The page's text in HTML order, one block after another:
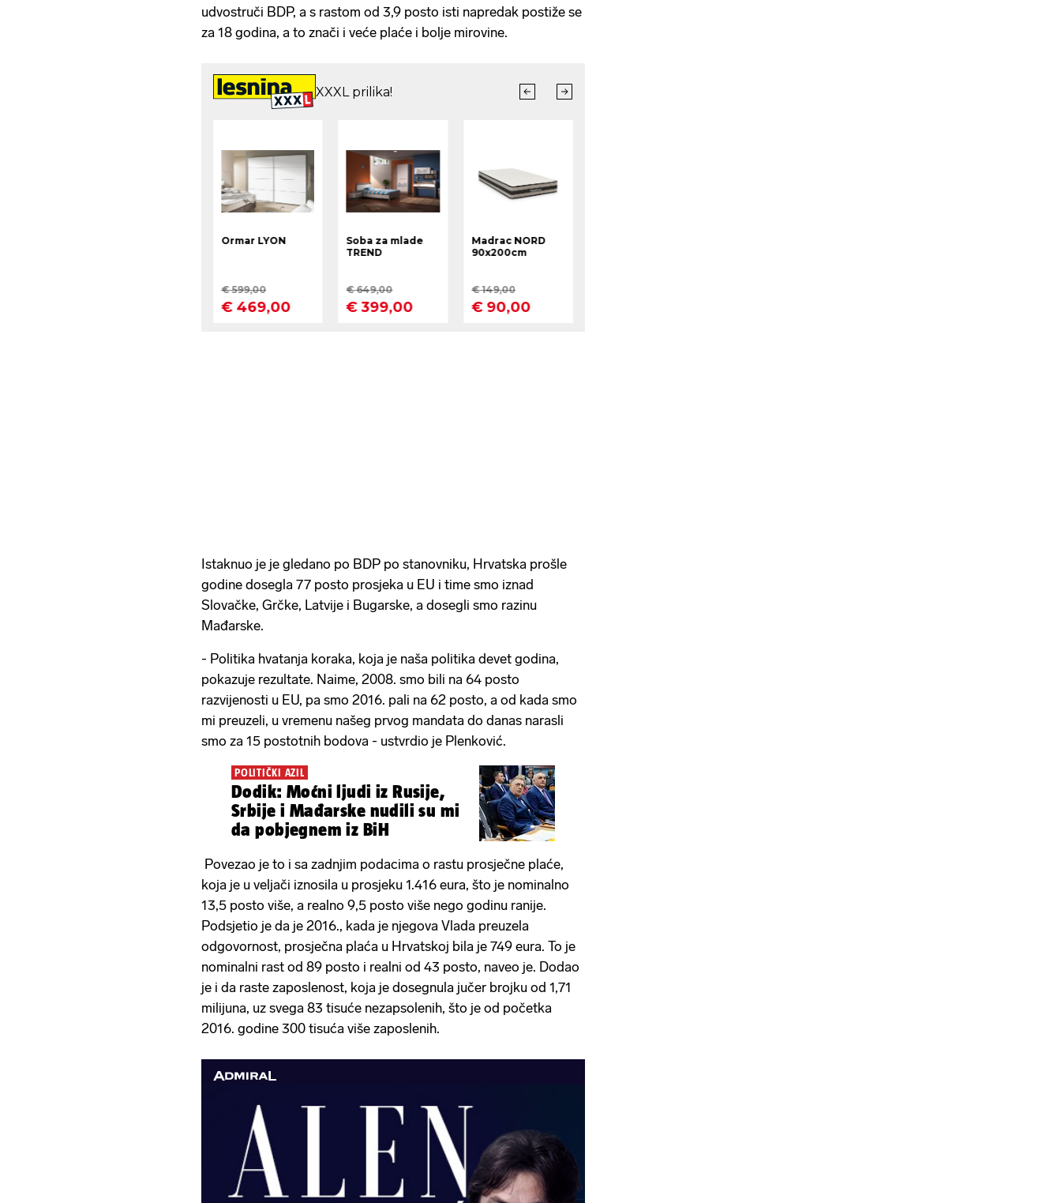
udvostruči BDP, a s rastom od 3,9 posto isti napredak postiže se
za 18 godina, a to znači i veće plaće i bolje mirovine.
Istaknuo je je gledano po BDP po stanovniku, Hrvatska prošle
godine dosegla 77 posto prosjeka u EU i time smo iznad
Slovačke, Grčke, Latvije i Bugarske, a dosegli smo razinu
Mađarske.
- Politika hvatanja koraka, koja je naša politika devet godina,
pokazuje rezultate. Naime, 2008. smo bili na 64 posto
razvijenosti u EU, pa smo 2016. pali na 62 posto, a od kada smo
mi preuzeli, u vremenu našeg prvog mandata do danas narasli
smo za 15 postotnih bodova - ustvrdio je Plenković.
POLITIČKI AZIL
Dodik: Moćni ljudi iz Rusije,
Srbije i Mađarske nudili su mi
da pobjegnem iz BiH
Povezao je to i sa zadnjim podacima o rastu prosječne plaće,
koja je u veljači iznosila u prosjeku 1.416 eura, što je nominalno
13,5 posto više, a realno 9,5 posto više nego godinu ranije.
Podsjetio je da je 2016., kada je njegova Vlada preuzela
odgovornost, prosječna plaća u Hrvatskoj bila je 749 eura. To je
nominalni rast od 89 posto i realni od 43 posto, naveo je. Dodao
je i da raste zaposlenost, koja je dosegnula jučer brojku od 1,71
milijuna, uz svega 83 tisuće nezapsolenih, što je od početka
2016. godine 300 tisuća više zaposlenih.